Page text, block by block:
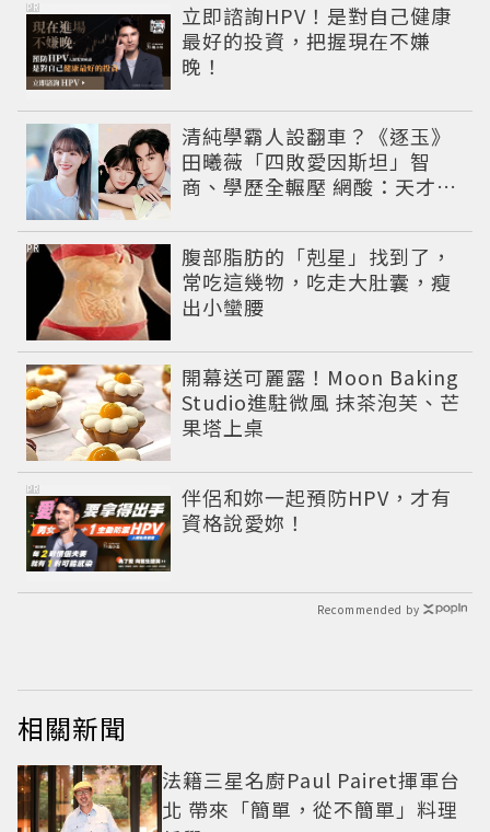
立即諮詢HPV！是對自己健康
最好的投資，把握現在不嫌
晚！
PR
清純學霸人設翻車？《逐玉》
田曦薇「四敗愛因斯坦」智
商、學歷全輾壓 網酸：天才全
腹部脂肪的「剋星」找到了，
常吃這幾物，吃走大肚囊，瘦
出小蠻腰
PR
開幕送可麗露！Moon Baking
Studio進駐微風 抹茶泡芙、芒
果塔上桌
伴侶和妳一起預防HPV，才有
資格說愛妳！
PR
Recommended by
相關新聞
法籍三星名廚Paul Pairet揮軍台
北 帶來「簡單，從不簡單」料理